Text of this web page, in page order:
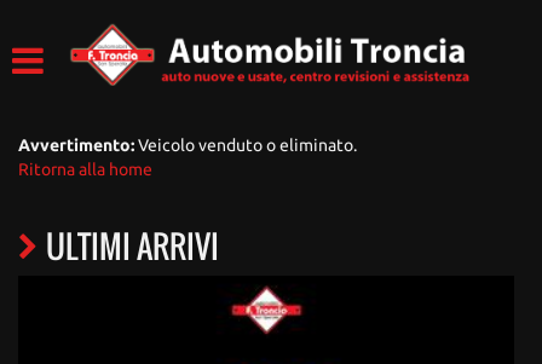
Avvertimento:Veicolo venduto o eliminato.
Ritorna alla home
ULTIMI ARRIVI